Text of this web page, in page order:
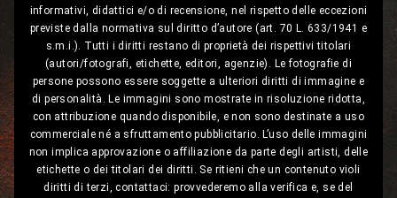
informativi, didattici e/o di recensione, nel rispetto delle eccezioni
previste dalla normativa sul diritto d’autore (art. 70 L. 633/1941 e
s.m.i.). Tutti i diritti restano di proprietà dei rispettivi titolari
(autori/fotografi, etichette, editori, agenzie). Le fotografie di
persone possono essere soggette a ulteriori diritti di immagine e
di personalità. Le immagini sono mostrate in risoluzione ridotta,
con attribuzione quando disponibile, e non sono destinate a uso
commerciale né a sfruttamento pubblicitario. L’uso delle immagini
non implica approvazione o affiliazione da parte degli artisti, delle
etichette o dei titolari dei diritti. Se ritieni che un contenuto violi
diritti di terzi, contattaci: provvederemo alla verifica e, se del